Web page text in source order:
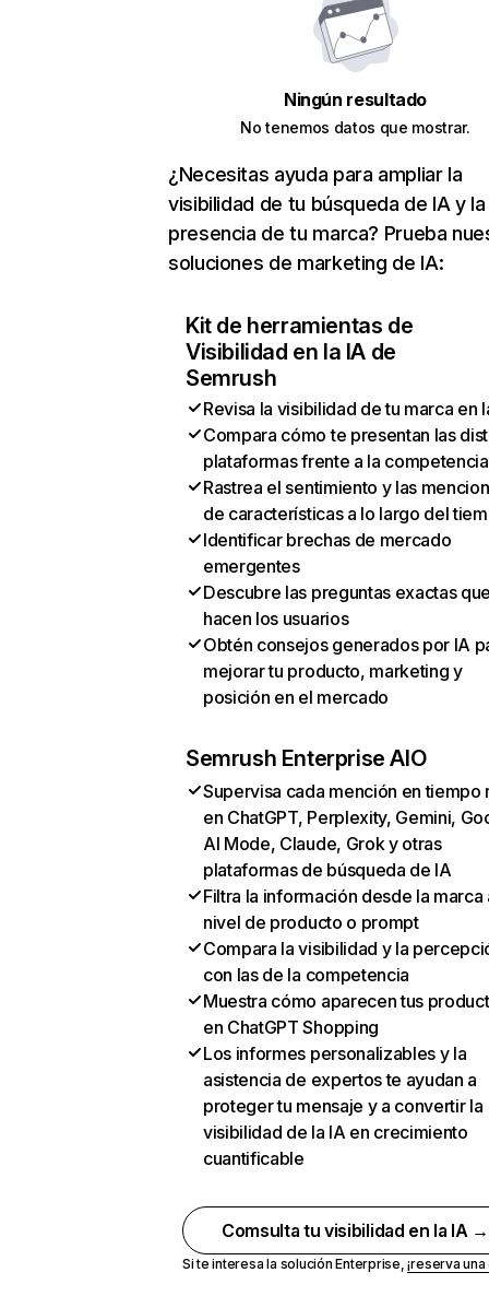
Ningún resultado
No tenemos datos que mostrar.
¿Necesitas ayuda para ampliar la
visibilidad de tu búsqueda de IA y la
presencia de tu marca? Prueba
soluciones de marketing de IA:
Kit de herramientas de
Visibilidad en la IA de
Semrush
Revisa la visibilidad de tu marca en
Compara cómo te presentan las
plataformas frente a la competencia
Rastrea el sentimiento y las
de características a lo largo del
Identificar brechas de mercado
emergentes
Descubre las preguntas exactas
hacen los usuarios
Obtén consejos generados por IA
mejorar tu producto, marketing y
posición en el mercado
Semrush Enterprise AIO
Supervisa cada mención en tiempo
en ChatGPT, Perplexity, Gemini,
AI Mode, Claude, Grok y otras
plataformas de búsqueda de IA
Filtra la información desde la marca
nivel de producto o prompt
Compara la visibilidad y la
con las de la competencia
Muestra cómo aparecen tus
en ChatGPT Shopping
Los informes personalizables y la
asistencia de expertos te ayudan a
proteger tu mensaje y a convertir la
visibilidad de la IA en crecimiento
cuantificable
Comsulta tu visibilidad en la IA →
Si te interesa la solución Enterprise,¡reserva